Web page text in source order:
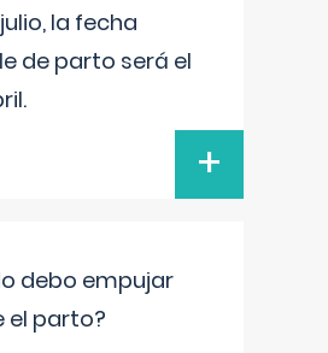
la fecha
de parto será el
+
debo empujar
el parto?